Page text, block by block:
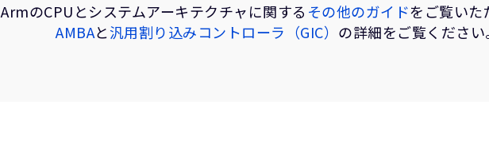
ArmのCPUとシステムアーキテクチャに関する その他のガイドをご覧いた
AMBAと汎用割り込みコントローラ（GIC） の詳細をご覧ください